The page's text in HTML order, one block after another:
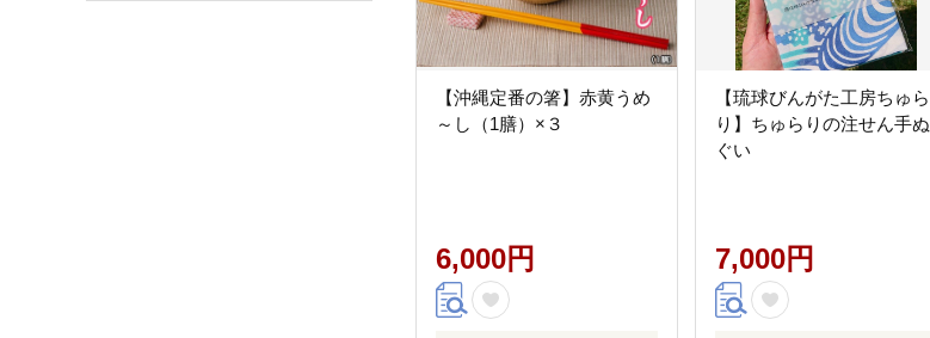
【沖縄定番の箸】赤黄うめ
～し（1膳）×３
6,000円
【琉球びんがた工房ちゅら
り】ちゅらりの注せん手ぬ
ぐい
7,000円